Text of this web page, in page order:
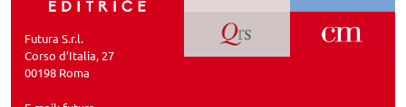
Futura S.r.l.
Corso d’Italia, 27
00198 Roma